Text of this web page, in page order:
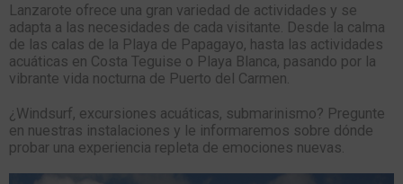
Lanzarote ofrece una gran variedad de actividades y se
adapta a las necesidades de cada visitante. Desde la calma
de las calas de la Playa de Papagayo, hasta las actividades
acuáticas en Costa Teguise o Playa Blanca, pasando por la
vibrante vida nocturna de Puerto del Carmen.
¿Windsurf, excursiones acuáticas, submarinismo? Pregunte
en nuestras instalaciones y le informaremos sobre dónde
probar una experiencia repleta de emociones nuevas.